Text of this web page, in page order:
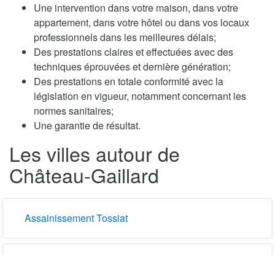
Une intervention dans votre maison, dans votre
appartement, dans votre hôtel ou dans vos locaux
professionnels dans les meilleures délais;
Des prestations claires et effectuées avec des
techniques éprouvées et dernière génération;
Des prestations en totale conformité avec la
législation en vigueur, notamment concernant les
normes sanitaires;
Une garantie de résultat.
Les villes autour de
Château-Gaillard
Assainissement Tossiat